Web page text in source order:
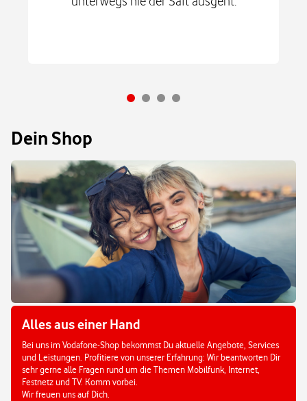
Dein Shop
Alles aus einer Hand
Bei uns im Vodafone-Shop bekommst Du aktuelle Angebote, Services
und Leistungen. Profitiere von unserer Erfahrung: Wir beantworten Dir
sehr gerne alle Fragen rund um die Themen Mobilfunk, Internet,
Festnetz und TV. Komm vorbei.
Wir freuen uns auf Dich.